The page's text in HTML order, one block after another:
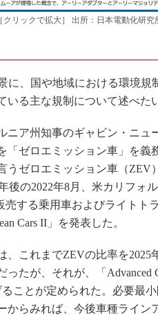
リックで拡大］ 出所：日本電動化研究
、国や地域における環境規
る主な規制について述べた
ア州知事のギャビン・ニュ
「ゼロエミッション車」を義
うゼロエミッション車（ZEV
後の2022年8月、米カリフォ
売する乗用車およびライトト
Cars II」を発表した。
これまでZEVの比率を2025
たが、それが、「Advanced
ことが定められた。必要最
からみれば、今後車種ライン